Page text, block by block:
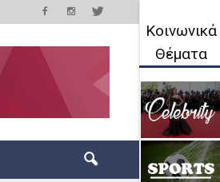
Κοινωνικά
Θέματα